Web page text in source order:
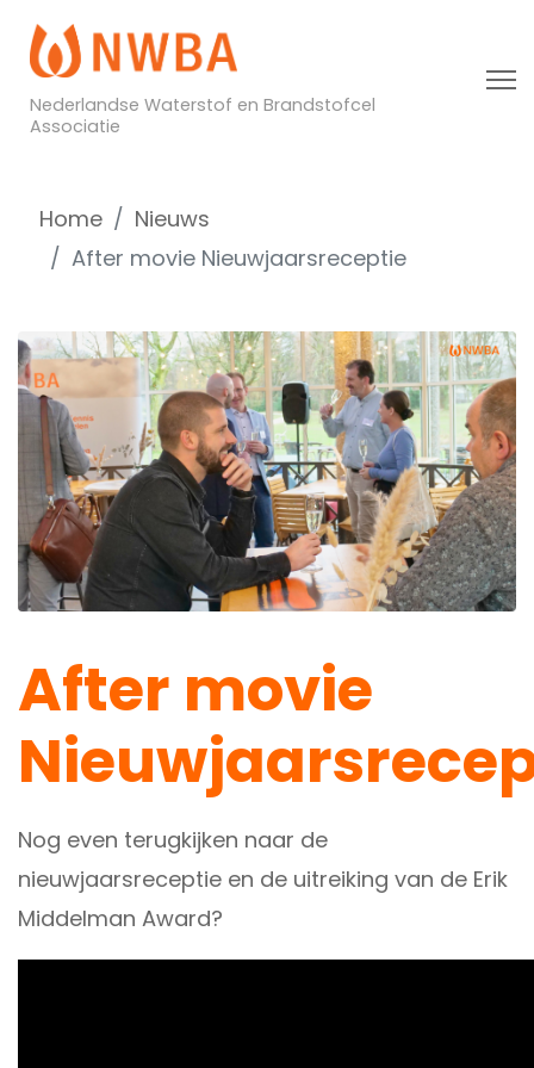
Nederlandse Waterstof en Brandstofcel
Associatie
Home
Nieuws
After movie Nieuwjaarsreceptie
After movie
Nog even terugkijken naar de
nieuwjaarsreceptie en de uitreiking van de Erik
Middelman Award?